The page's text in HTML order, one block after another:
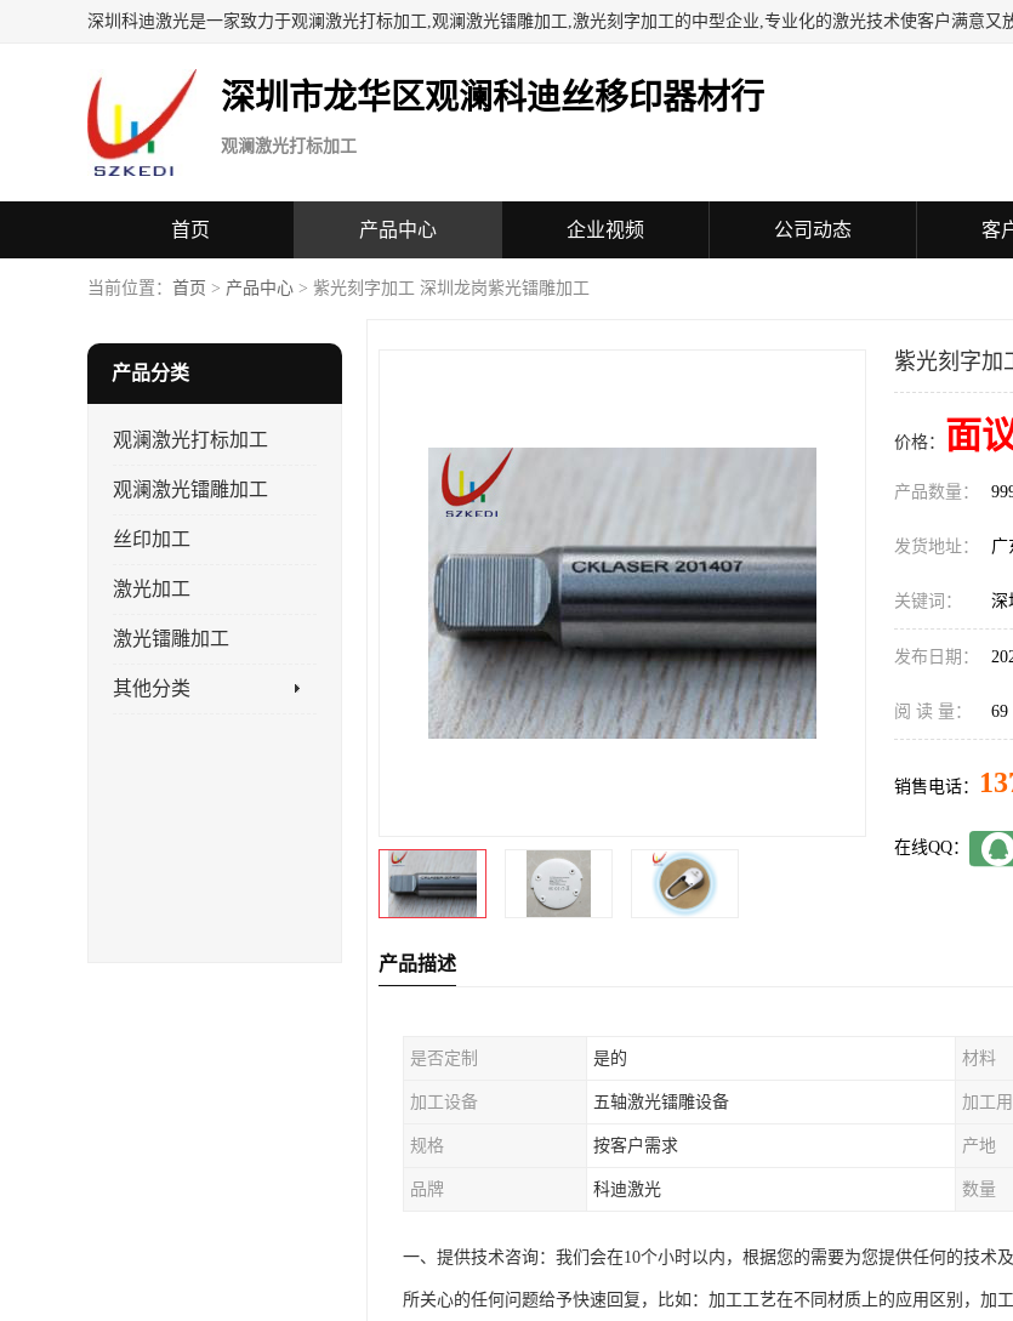
深圳科迪激光是一家致力于观澜激光打标加工,观澜激光镭雕加工,激光刻字加工的中型企业,专业化的激光技术使客户满意又
深圳市龙华区观澜科迪丝移印器材行
观澜激光打标加工
首页 产品中心 企业视频 公司动态 客
当前位置： 首页 > 产品中心 > 紫光刻字加工 深圳龙岗紫光镭雕加工
产品分类
观澜激光打标加工
观澜激光镭雕加工
丝印加工
激光加工
激光镭雕加工
其他分类
紫光刻字加
价格： 面
产品数量：
发货地址： 广
关键词： 深
发布日期：
阅 读 量： 69
销售电话：
在线QQ：
产品描述
是否定制 是的 材料
加工设备 五轴激光镭雕设备 加工
规格 按客户需求 产地
品牌 科迪激光 数量
一、提供技术咨询：我们会在10个小时以内，根据您的需要为您提供任何的技术
所关心的任何问题给予快速回复，比如：加工工艺在不同材质上的应用区别，加